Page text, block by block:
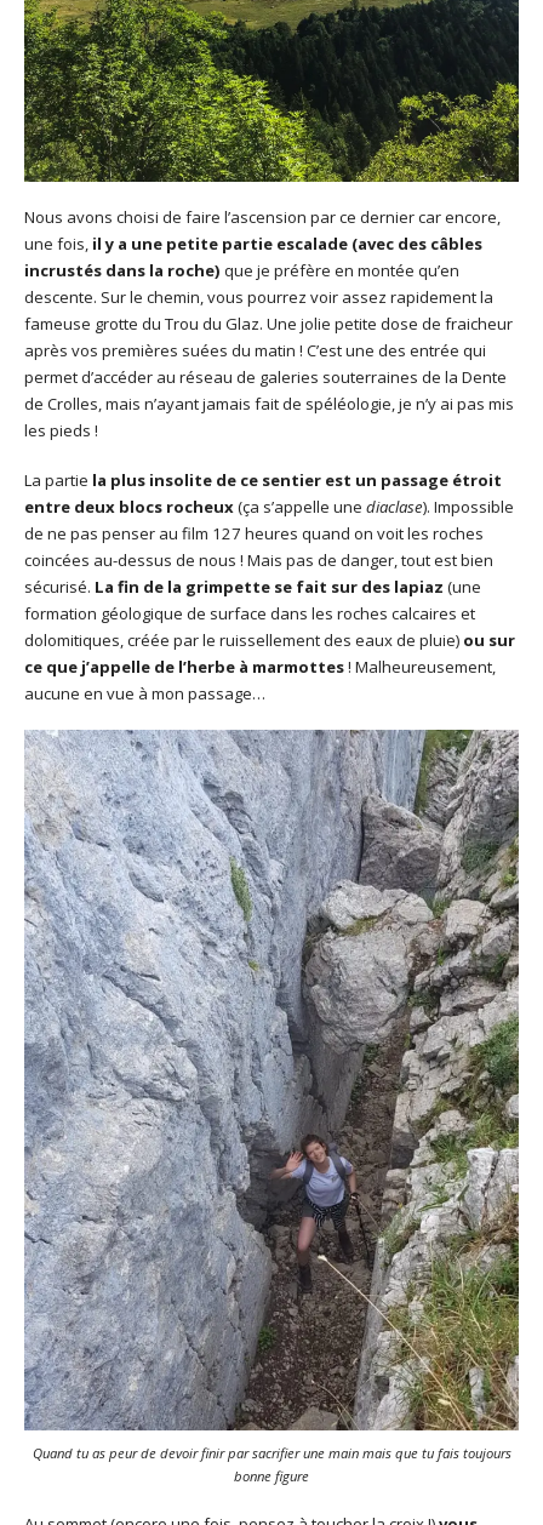
Nous avons choisi de faire l’ascension par ce dernier car encore,
une fois, il y a une petite partie escalade (avec des câbles
incrustés dans la roche) que je préfère en montée qu’en
descente. Sur le chemin, vous pourrez voir assez rapidement la
fameuse grotte du Trou du Glaz. Une jolie petite dose de fraicheur
après vos premières suées du matin ! C’est une des entrée qui
permet d’accéder au réseau de galeries souterraines de la Dente
de Crolles, mais n’ayant jamais fait de spéléologie, je n’y ai pas mis
les pieds !
La partie la plus insolite de ce sentier est un passage étroit
entre deux blocs rocheux(ça s’appelle une diaclase). Impossible
de ne pas penser au film 127 heures quand on voit les roches
coincées au-dessus de nous ! Mais pas de danger, tout est bien
sécurisé. La fin de la grimpette se fait sur des lapiaz (une
formation géologique de surface dans les roches calcaires et
dolomitiques, créée par le ruissellement des eaux de pluie) ou sur
ce que j’appelle de l’herbe à marmottes! Malheureusement,
aucune en vue à mon passage…
Quand tu as peur de devoir finir par sacrifier une main mais que tu fais toujours
bonne figure